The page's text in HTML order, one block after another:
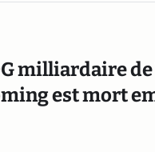
milliardaire
est mort